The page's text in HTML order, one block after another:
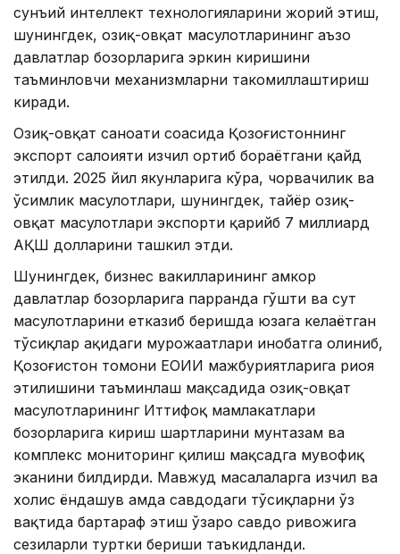
сунъий интеллект технологияларини жорий этиш,
шунингдек, озиқ-овқат маҳсулотларининг аъзо
давлатлар бозорларига эркин киришини
таъминловчи механизмларни такомиллаштириш
киради.
Озиқ-овқат саноати соҳасида Қозоғистоннинг
экспорт салоҳияти изчил ортиб бораётгани қайд
этилди. 2025 йил якунларига кўра, чорвачилик ва
ўсимлик маҳсулотлари, шунингдек, тайёр озиқ-
овқат маҳсулотлари экспорти қарийб 7 миллиард
АҚШ долларини ташкил этди.
Шунингдек, бизнес вакилларининг ҳамкор
давлатлар бозорларига парранда гўшти ва сут
маҳсулотларини етказиб беришда юзага келаётган
тўсиқлар ҳақидаги мурожаатлари инобатга олиниб,
Қозоғистон томони ЕОИИ мажбуриятларига риоя
этилишини таъминлаш мақсадида озиқ-овқат
маҳсулотларининг Иттифоқ мамлакатлари
бозорларига кириш шартларини мунтазам ва
комплекс мониторинг қилиш мақсадга мувофиқ
эканини билдирди. Мавжуд масалаларга изчил ва
холис ёндашув ҳамда савдодаги тўсиқларни ўз
вақтида бартараф этиш ўзаро савдо ривожига
сезиларли туртки бериши таъкидланди.